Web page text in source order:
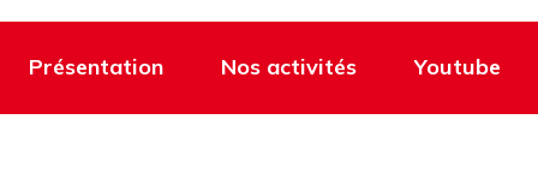
Présentation Nos activités Youtube